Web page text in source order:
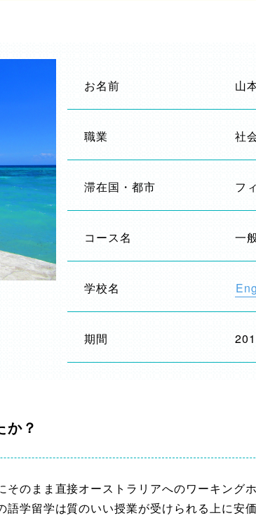
お名前 山
職業 社
滞在国・都市 フ
コース名 一
学校名
期間
か？
そのまま直接オーストラリアへのワーキング
語学留学は質のいい授業が受けられる上に安